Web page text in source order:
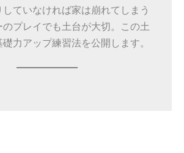
ていなければ家は崩れてしまう
プレイでも土台が大切。この土
力アップ練習法を公開します。